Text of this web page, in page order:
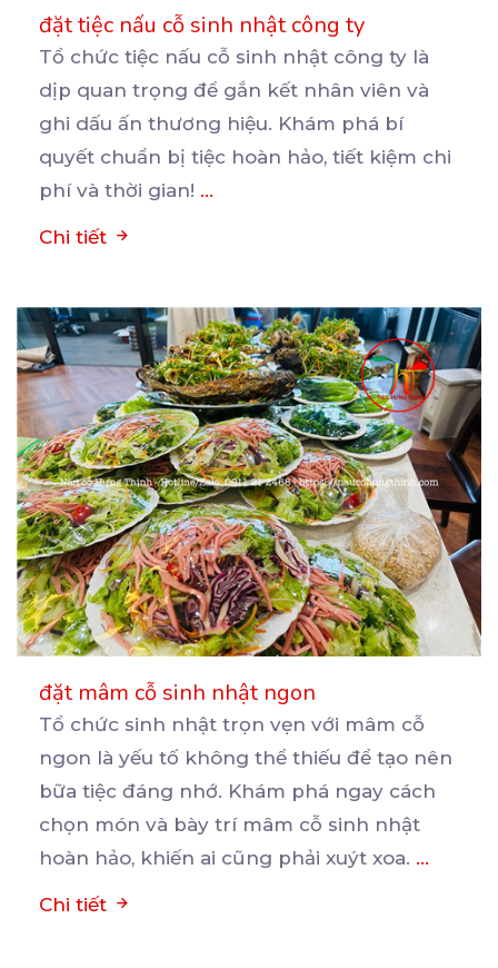
đặt tiệc nấu cỗ sinh nhật công ty
Tổ chức tiệc nấu cỗ sinh nhật công ty là
dịp quan trọng để gắn kết nhân viên và
ghi dấu ấn thương hiệu. Khám phá bí
quyết chuẩn bị tiệc hoàn hảo, tiết kiệm chi
phí và thời gian! ...
Chi tiết
đặt mâm cỗ sinh nhật ngon
Tổ chức sinh nhật trọn vẹn với mâm cỗ
ngon là yếu tố không thể thiếu để tạo nên
bữa tiệc đáng nhớ. Khám phá ngay cách
chọn món và bày trí mâm cỗ sinh nhật
hoàn hảo, khiến ai cũng phải xuýt xoa. ...
Chi tiết